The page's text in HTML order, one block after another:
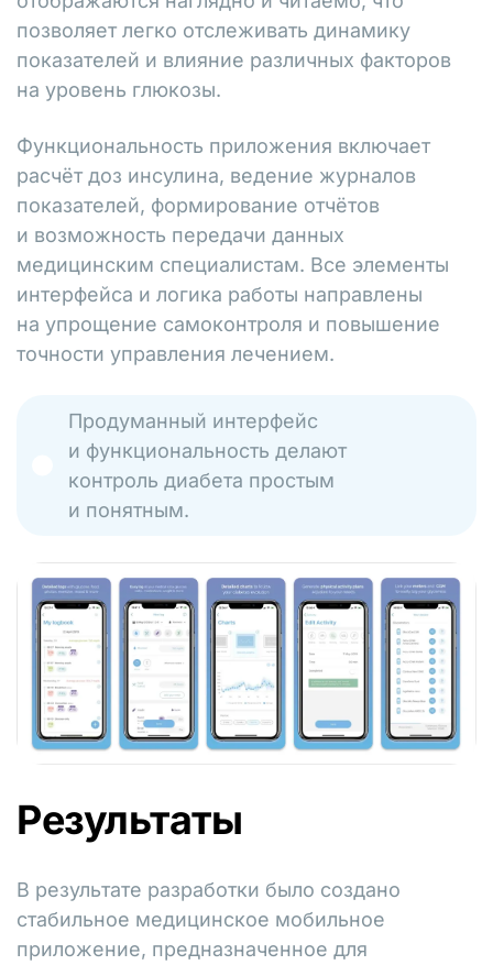
позволяет легко отслеживать динамику
показателей и влияние различных факторов
на уровень глюкозы.
Функциональность приложения включает
расчёт доз инсулина, ведение журналов
показателей, формирование отчётов
и возможность передачи данных
медицинским специалистам. Все элементы
интерфейса и логика работы направлены
на упрощение самоконтроля и повышение
точности управления лечением.
Продуманный интерфейс
и функциональность делают
контроль диабета простым
и понятным.
Результаты
В результате разработки было создано
стабильное медицинское мобильное
приложение, предназначенное для